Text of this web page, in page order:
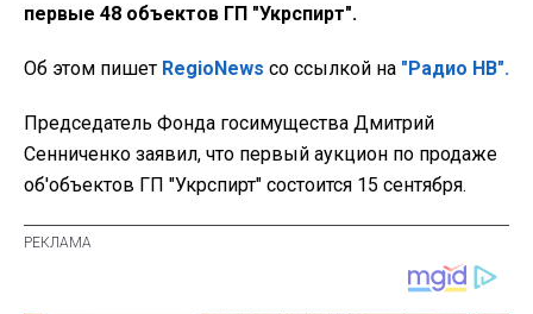
первые 48 объектов ГП "Укрспирт".
Об этом пишет RegioNews со ссылкой на "Радио НВ".
Председатель Фонда госимущества Дмитрий
Сенниченко заявил, что первый аукцион по продаже
об'объектов ГП "Укрспирт" состоится 15 сентября.